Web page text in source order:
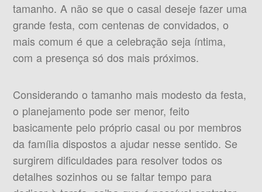
tamanho. A não se que o casal deseje fazer uma
grande festa, com centenas de convidados, o
mais comum é que a celebração seja íntima,
com a presença só dos mais próximos.
Considerando o tamanho mais modesto da festa,
o planejamento pode ser menor, feito
basicamente pelo próprio casal ou por membros
da família dispostos a ajudar nesse sentido. Se
surgirem dificuldades para resolver todos os
detalhes sozinhos ou se faltar tempo para